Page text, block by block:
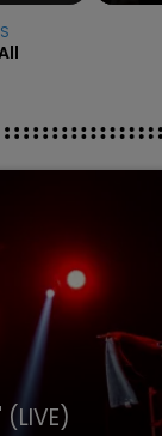
(LIVE)